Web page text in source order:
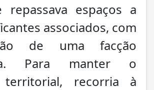
repassava espaços a
associados, com
de uma facção
Para manter o
territorial, recorria à